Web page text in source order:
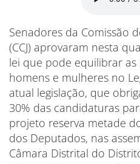
Senadores da Comissão
(CCJ) aprovaram nesta
lei que pode equilibrar
homens e mulheres no
atual legislação, que
30% das candidaturas
projeto reserva metade
dos Deputados, nas
Câmara Distrital do